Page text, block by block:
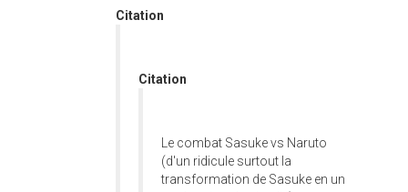
Citation
Citation
Le combat Sasuke vs Naruto
(d'un ridicule surtout la
transformation de Sasuke en un